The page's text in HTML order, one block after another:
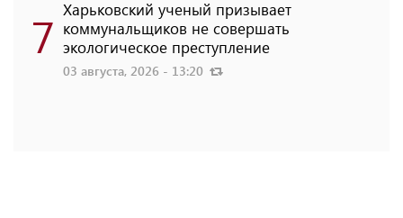
7 Харьковский ученый призывает
коммунальщиков не совершать
экологическое преступление
03 августа, 2026 - 13:20